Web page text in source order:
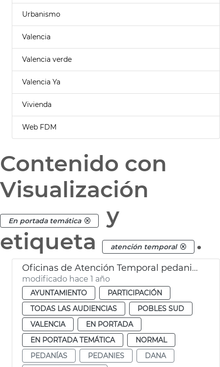
Urbanismo
Valencia
Valencia verde
Valencia Ya
Vivienda
Web FDM
Contenido con
Visualización
En portada temática
y
etiqueta
atención temporal .
Oficinas de Atención Temporal pedanias del Sur
modificado hace 1 año
AYUNTAMIENTO
PARTICIPACIÓN
TODAS LAS AUDIENCIAS
POBLES SUD
VALENCIA
EN PORTADA
EN PORTADA TEMÁTICA
NORMAL
PEDANÍAS
PEDANIES
DANA